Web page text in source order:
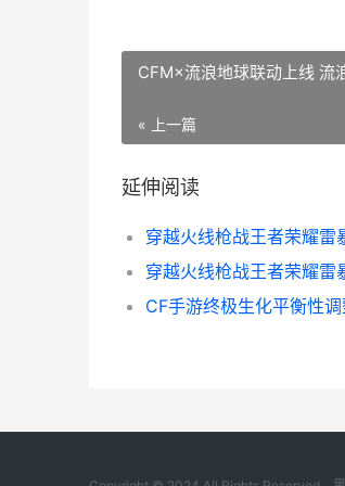
CFM×流浪地球联动上线 流
« 上一篇
延伸阅读